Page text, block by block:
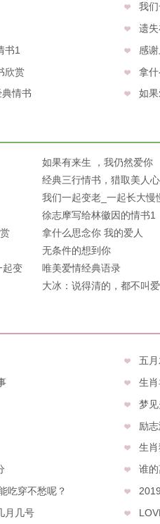
我
遗
书1
感
欣赏
拿
情书
如
如果有来生 ，我仍然爱你
经典三行情书，猎取美人心
我们一起变老_一起长大慢
老
徐志摩写给林徽因的情书1
拿什么思念你 我的爱人
无条件的想到你
起变
唯美爱情经典语录
大冰：说得清的，都不叫
五
生
梦
励
生
谁
吃穿不愁呢？
月几号